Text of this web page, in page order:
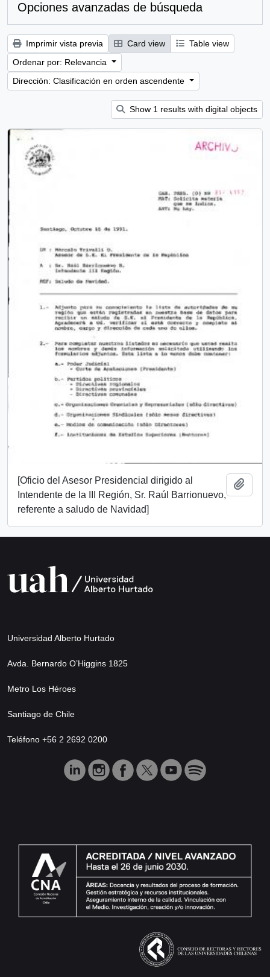
Opciones avanzadas de búsqueda
Imprimir vista previa Card view
Table view
Ordenar por: Relevancia
Dirección: Clasificación en orden ascendente
Show 1 results with digital objects
[Oficio del Asesor Presidencial dirigido al
Intendente de la III Región, Sr. Raúl Barrionuevo,
referente a saludo de Navidad]
Universidad Alberto Hurtado
Avda. Bernardo O’Higgins 1825
Metro Los Héroes
Santiago de Chile
Teléfono +56 2 2692 0200